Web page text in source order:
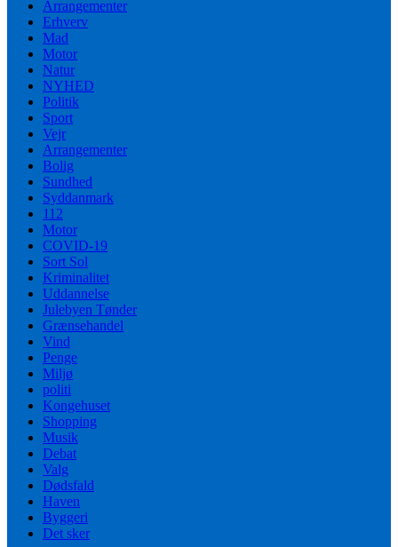
Arrangementer
Erhverv
Mad
Motor
Natur
NYHED
Politik
Sport
Vejr
Arrangementer
Bolig
Sundhed
Syddanmark
112
Motor
COVID-19
Sort Sol
Kriminalitet
Uddannelse
Julebyen Tønder
Grænsehandel
Vind
Penge
Miljø
politi
Kongehuset
Shopping
Musik
Debat
Valg
Dødsfald
Haven
Byggeri
Det sker